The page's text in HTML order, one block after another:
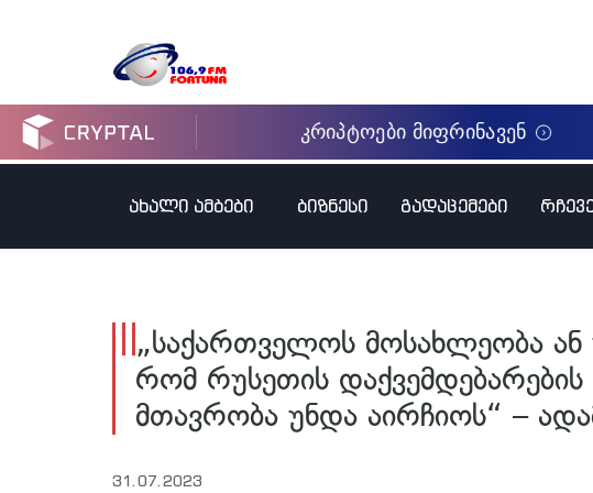
ახალი ამბები ბიზნესი გადაცემები
„საქართველოს მოსახლეობა ან
რომ რუსეთის
მთავრობა უნდა აირჩიოს“ –
31.07.2023